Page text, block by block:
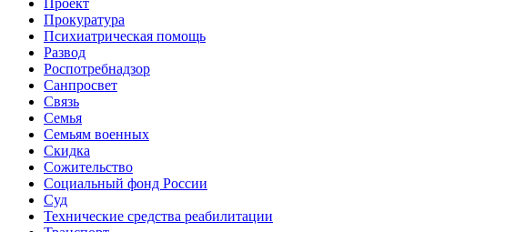
Проект
Прокуратура
Психиатрическая помощь
Развод
Роспотребнадзор
Санпросвет
Связь
Семья
Семьям военных
Скидка
Сожительство
Социальный фонд России
Суд
Технические средства реабилитации